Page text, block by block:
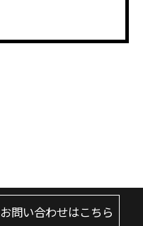
お問い合わせはこちら